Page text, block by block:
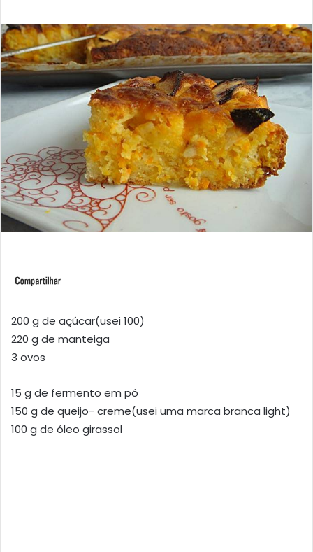
200 g de açúcar(usei 100)
220 g de manteiga
3 ovos
15 g de fermento em pó
150 g de queijo- creme(usei uma marca branca light)
100 g de óleo girassol